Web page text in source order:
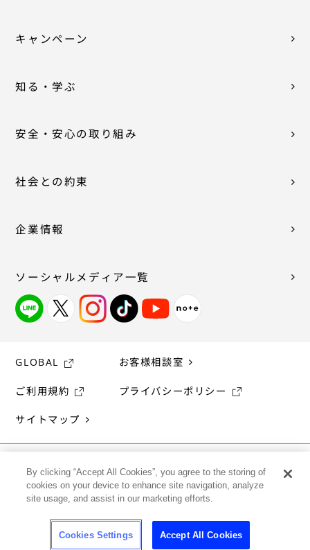
キャンペーン
知る・学ぶ
安全・安心の取り組み
社会との約束
企業情報
ソーシャルメディア一覧
GLOBAL お客様相談室
ご利用規約 プライバシーポリシー
サイトマップ
©ASAHI SOFT DRINKS CO., LTD. ALL rights reserved.
By clicking “Accept All Cookies”, you agree to the storing of
cookies on your device to enhance site navigation, analyze
site usage, and assist in our marketing efforts.
Cookies Settings Accept All Cookies